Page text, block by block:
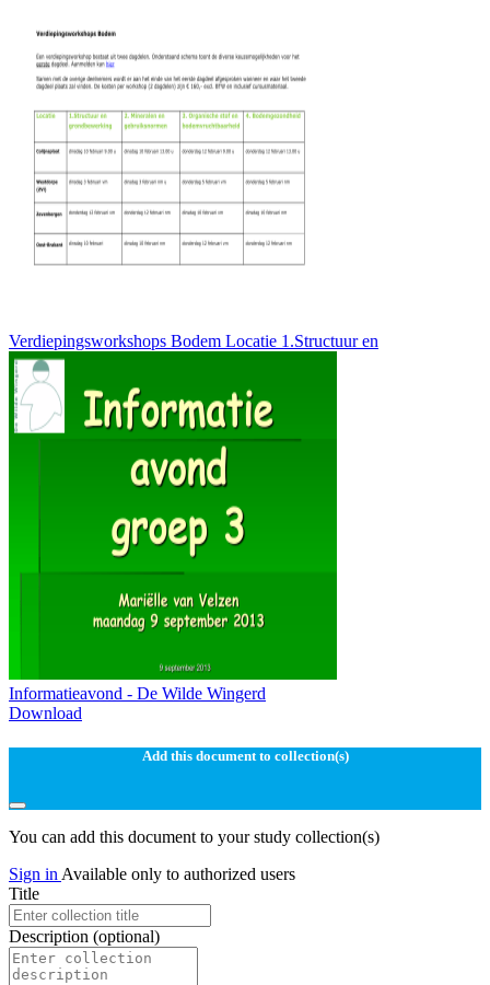
Verdiepingsworkshops Bodem Locatie 1.Structuur en
Informatieavond - De Wilde Wingerd
Download
Add this document to collection(s)
You can add this document to your study collection(s)
Sign in Available only to authorized users
Title
Description (optional)